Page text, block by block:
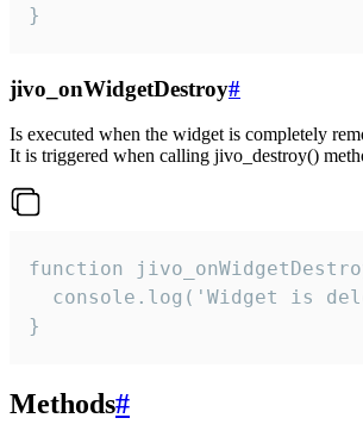
}
jivo_onWidgetDestroy#
Is executed when the widget is completely
It is triggered when calling jivo_destroy()
function
console.log('Widget is
}
Methods#